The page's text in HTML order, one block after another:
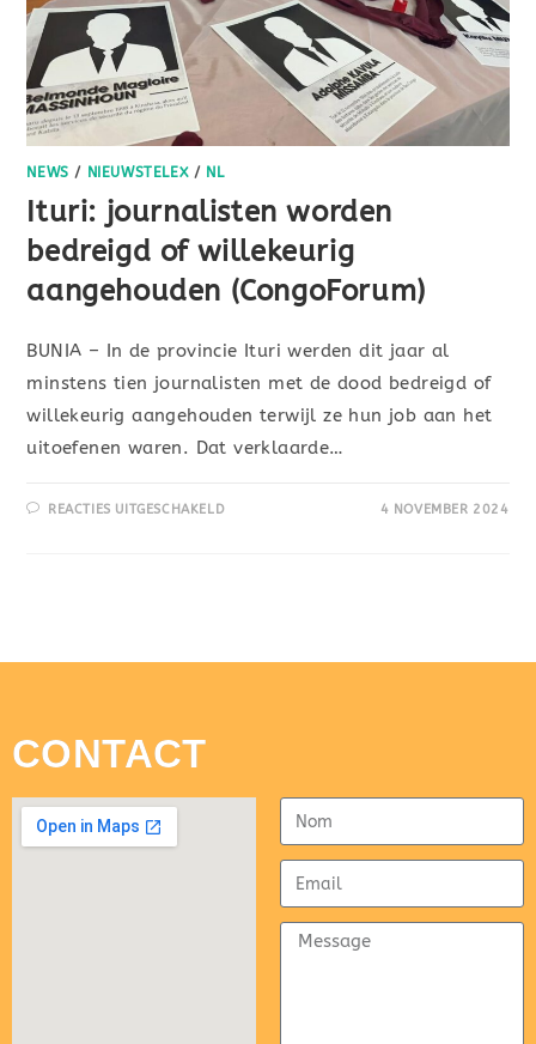
NEWS / NIEUWSTELEX/ NL
Ituri: journalisten worden
bedreigd of willekeurig
aangehouden (CongoForum)
BUNIA – In de provincie Ituri werden dit jaar al
minstens tien journalisten met de dood bedreigd of
willekeurig aangehouden terwijl ze hun job aan het
uitoefenen waren. Dat verklaarde…
REACTIES UITGESCHAKELD 4 NOVEMBER 2024
CONTACT